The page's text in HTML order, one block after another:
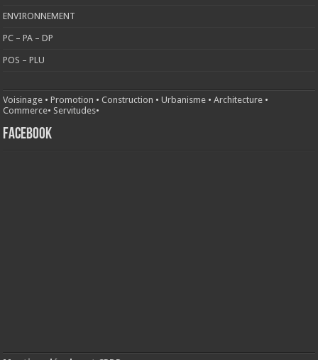
ENVIRONNEMENT
PC – PA – DP
POS – PLU
Voisinage •Promotion •Construction •Urbanisme •Architecture •
Commerce• Servitudes•
FACEBOOK